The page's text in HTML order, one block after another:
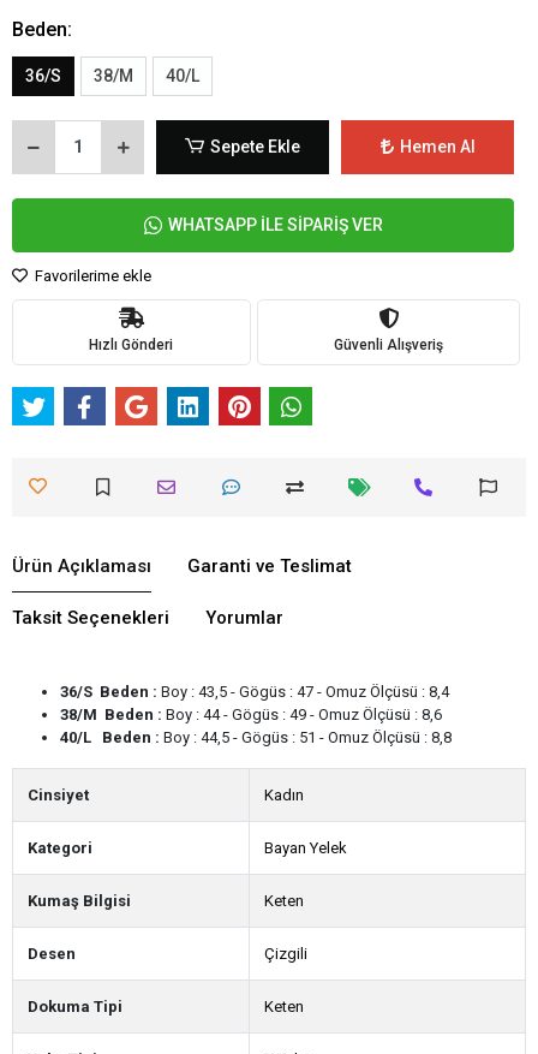
Beden:
36/S 38/M 40/L
Sepete Ekle Hemen Al
WHATSAPP İLE SİPARİŞ VER
Favorilerime ekle
Hızlı Gönderi Güvenli Alışveriş
Ürün Açıklaması Garanti ve Teslimat
Taksit Seçenekleri Yorumlar
36/S Beden : Boy : 43,5 - Gögüs : 47 - Omuz Ölçüsü : 8,4
38/M Beden : Boy : 44 - Gögüs : 49 - Omuz Ölçüsü : 8,6
40/L Beden : Boy : 44,5 - Gögüs : 51 - Omuz Ölçüsü : 8,8
Cinsiyet Kadın
Kategori Bayan Yelek
Kumaş Bilgisi Keten
Desen Çizgili
Dokuma Tipi Keten